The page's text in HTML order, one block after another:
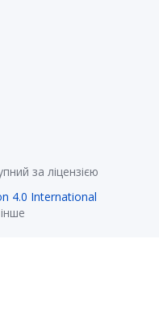
за ліцензією
4.0 International